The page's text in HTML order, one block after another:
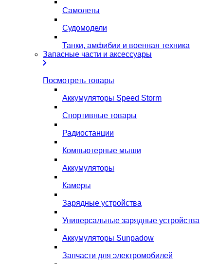
Самолеты
Судомодели
Танки, амфибии и военная техника
Запасные части и аксессуары
Посмотреть товары
Аккумуляторы Speed Storm
Спортивные товары
Радиостанции
Компьютерные мыши
Аккумуляторы
Камеры
Зарядные устройства
Универсальные зарядные устройства
Аккумуляторы Sunpadow
Запчасти для электромобилей